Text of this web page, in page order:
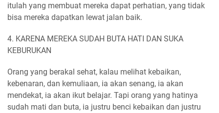
itulah yang membuat mereka dapat perhatian, yang tidak
bisa mereka dapatkan lewat jalan baik.
4. KARENA MEREKA SUDAH BUTA HATI DAN SUKA
KEBURUKAN
Orang yang berakal sehat, kalau melihat kebaikan,
kebenaran, dan kemuliaan, ia akan senang, ia akan
mendekat, ia akan ikut belajar. Tapi orang yang hatinya
sudah mati dan buta, ia justru benci kebaikan dan justru